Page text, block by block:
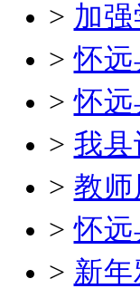
> 加
>怀远
>怀远
> 我
> 教
>怀
> 新